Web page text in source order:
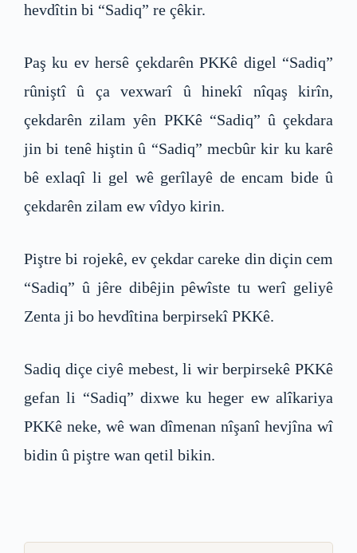
hevdîtin bi “Sadiq” re çêkir.
Paş ku ev hersê çekdarên PKKê digel “Sadiq”
rûniştî û ça vexwarî û hinekî nîqaş kirîn,
çekdarên zilam yên PKKê “Sadiq” û çekdara
jin bi tenê hiştin û “Sadiq” mecbûr kir ku karê
bê exlaqî li gel wê gerîlayê de encam bide û
çekdarên zilam ew vîdyo kirin.
Piştre bi rojekê, ev çekdar careke din diçin cem
“Sadiq” û jêre dibêjin pêwîste tu werî geliyê
Zenta ji bo hevdîtina berpirsekî PKKê.
Sadiq diçe ciyê mebest, li wir berpirsekê PKKê
gefan li “Sadiq” dixwe ku heger ew alîkariya
PKKê neke, wê wan dîmenan nîşanî hevjîna wî
bidin û piştre wan qetil bikin.